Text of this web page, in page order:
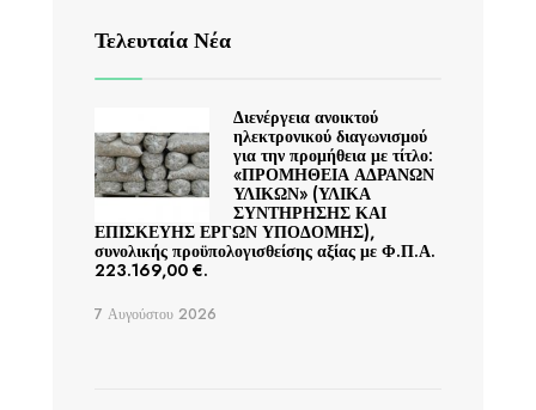
Τελευταία Νέα
Διενέργεια ανοικτού
ηλεκτρονικού διαγωνισμού
για την προμήθεια με τίτλο:
«ΠΡΟΜΗΘΕΙΑ ΑΔΡΑΝΩΝ
ΥΛΙΚΩΝ» (ΥΛΙΚΑ
ΣΥΝΤΗΡΗΣΗΣ ΚΑΙ
ΕΠΙΣΚΕΥΗΣ ΕΡΓΩΝ ΥΠΟΔΟΜΗΣ),
συνολικής προϋπολογισθείσης αξίας με Φ.Π.Α.
223.169,00 €.
7 Αυγούστου 2026